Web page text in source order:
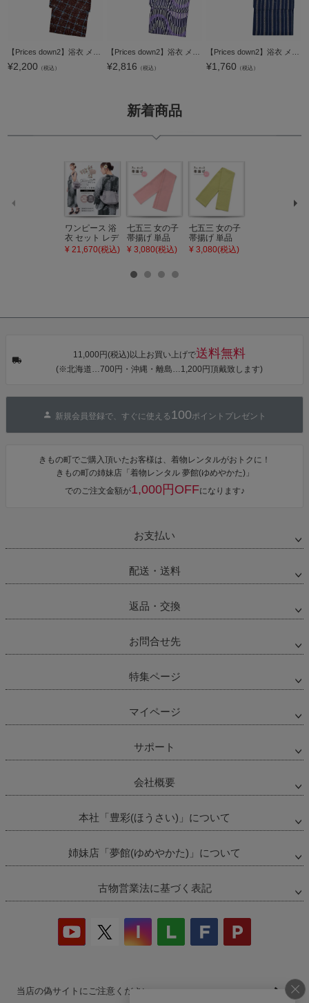
¥2,200 （税込） ¥2,816 （税込） ¥1,760 （税込）
新着商品
ワンピース 浴
衣 セット レデ
ィース 吸水速
タン・夜の葉
カシュクール
ワンピース 簡
単着付け 大人
¥ 21,670(税込)
七五三 女の子
帯揚げ 単品
「灰桃色」日
びあげ 和装 着
【メール便不
¥ 3,080(税込)
七五三 女の子
帯揚げ 単品
「若葉色」日
【メール便不
¥ 3,080(税込)
【メール便不
ジト
へ
11,000円(税込)以上お買い上げで送料無料
(※北海道…700円・沖縄・離島…1,200円頂戴致します)
新規会員登録で、すぐに使える 100ポイントプレゼント
きもの町でご購入頂いたお客様は、着物レンタルがおトクに！
きもの町の姉妹店「着物レンタル 夢館(ゆめやかた)」
でのご注文金額が1,000円OFFになります♪
お支払い
配送・送料
返品・交換
お問合せ先
特集ページ
マイページ
サポート
会社概要
本社「豊彩(ほうさい)」について
姉妹店「夢館(ゆめやかた)」について
古物営業法に基づく表記
当店の偽サイトにご注意ください